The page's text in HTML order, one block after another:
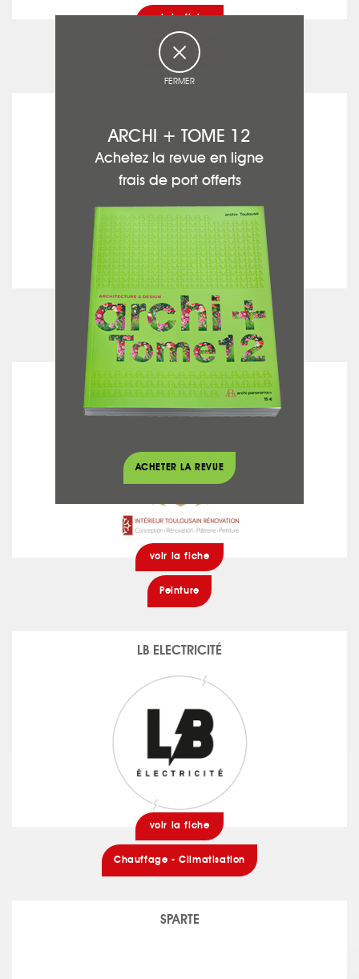
voir la fiche
Carrelage
voir la fiche
Charpente - Bardage
INTÉRIEUR TOULOUSAIN RÉNOVATION
voir la fiche
Peinture
LB ELECTRICITÉ
voir la fiche
Chauffage - Climatisation
SPARTE
FERMER
ARCHI + TOME 12
Achetez la revue en ligne
frais de port offerts
ACHETER LA REVUE